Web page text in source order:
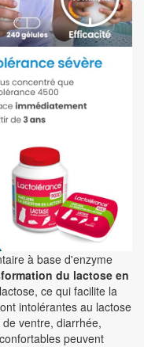
à base d'enzyme
du lactose en
ce qui facilite la
intolérantes au lactose
ventre, diarrhée,
peuvent